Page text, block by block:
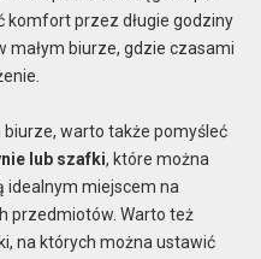
komfort przez długie godziny
małym biurze, gdzie czasami
warto także pomyśleć
lub szafki, które można
idealnym miejscem na
przedmiotów. Warto też
na których można ustawić